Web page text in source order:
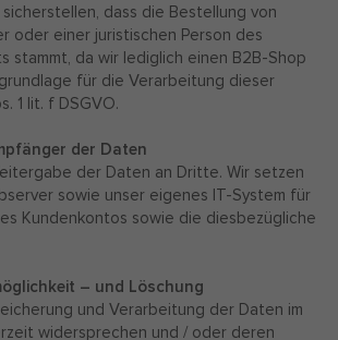
dass die Bestellung von
oder einer juristischen Person des
stammt, da wir lediglich einen B2B-Shop
für die Verarbeitung dieser
1 lit. f DSGVO.
der Daten
der Daten an Dritte. Wir setzen
sowie unser eigenes IT-System für
Kundenkontos sowie die diesbezügliche
– und Löschung
und Verarbeitung der Daten im
widersprechen und / oder deren